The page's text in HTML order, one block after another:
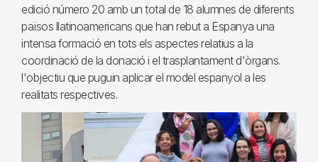
edició número 20 amb un total de 18 alumnes de diferents
països llatinoamericans que han rebut a Espanya una
intensa formació en tots els aspectes relatius a la
coordinació de la donació i el trasplantament d'òrgans.
l'objectiu que puguin aplicar el model espanyol a les
realitats respectives.